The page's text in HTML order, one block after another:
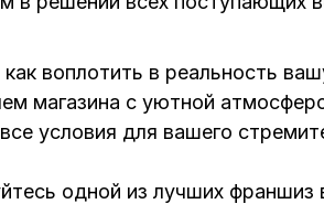
воплотить в реальность
магазина с уютной
условия для вашего
одной из лучших